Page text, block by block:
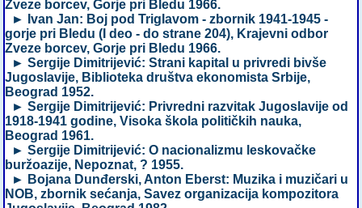
Zveze borcev, Gorje pri Bledu 1966.
► Ivan Jan: Boj pod Triglavom - zbornik 1941-1945 -
gorje pri Bledu (I deo - do strane 204), Krajevni odbor
Zveze borcev, Gorje pri Bledu 1966.
► Sergije Dimitrijević: Strani kapital u privredi bivše
Jugoslavije, Biblioteka društva ekonomista Srbije,
Beograd 1952.
► Sergije Dimitrijević: Privredni razvitak Jugoslavije od
1918-1941 godine, Visoka škola političkih nauka,
Beograd 1961.
► Sergije Dimitrijević: O nacionalizmu leskovačke
buržoazije, Nepoznat, ? 1955.
► Bojana Dunđerski, Anton Eberst: Muzika i muzičari u
NOB, zbornik sećanja, Savez organizacija kompozitora